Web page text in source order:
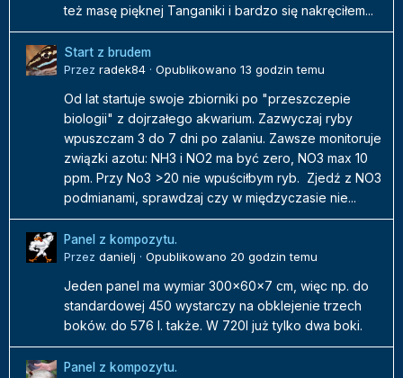
też masę pięknej Tanganiki i bardzo się nakręciłem...
Start z brudem
Przez radek84 · Opublikowano 13 godzin temu
Od lat startuje swoje zbiorniki po "przeszczepie
biologii" z dojrzałego akwarium. Zazwyczaj ryby
wpuszczam 3 do 7 dni po zalaniu. Zawsze monitoruje
związki azotu: NH3 i NO2 ma być zero, NO3 max 10
ppm. Przy No3 >20 nie wpuściłbym ryb. Zjedź z NO3
podmianami, sprawdzaj czy w międzyczasie nie...
Panel z kompozytu.
Przez danielj · Opublikowano 20 godzin temu
Jeden panel ma wymiar 300x60x7 cm, więc np. do
standardowej 450 wystarczy na obklejenie trzech
boków. do 576 l. także. W 720l już tylko dwa boki.
Panel z kompozytu.